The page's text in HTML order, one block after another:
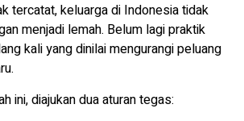
tercatat, keluarga di Indonesia tidak
menjadi lemah. Belum lagi praktik
kali yang dinilai mengurangi peluang
ini, diajukan dua aturan tegas: